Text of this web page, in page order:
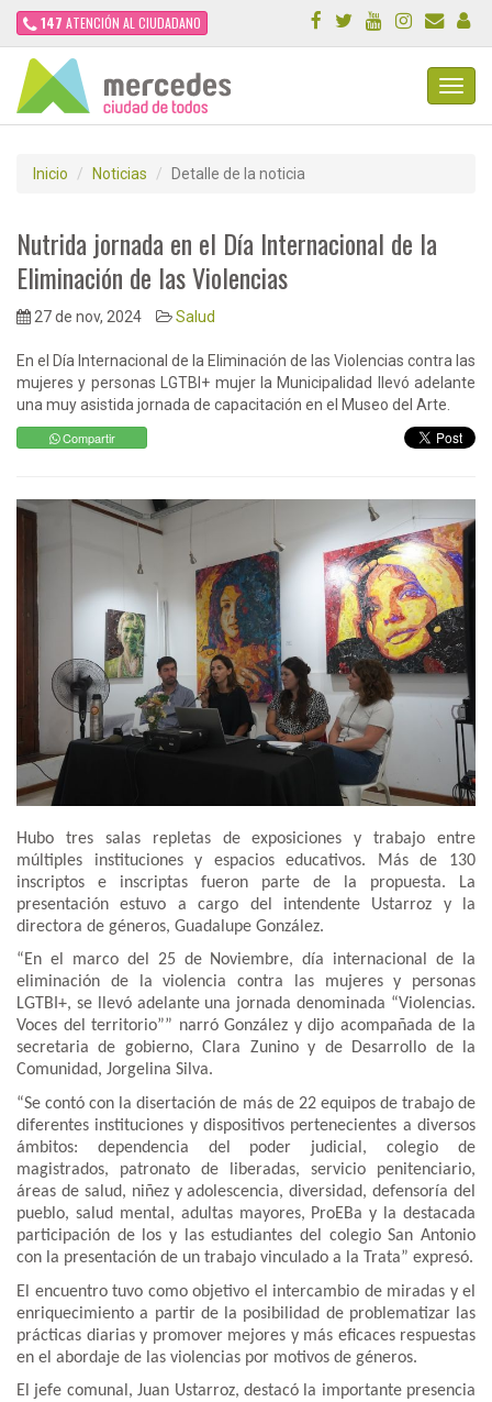
147 ATENCIÓN AL CIUDADANO
Inicio Noticias Detalle de la noticia
Nutrida jornada en el Día Internacional de la
Eliminación de las Violencias
27 de nov, 2024 Salud
En el Día Internacional de la Eliminación de las Violencias contra las
mujeres y personas LGTBI+ mujer la Municipalidad llevó adelante
una muy asistida jornada de capacitación en el Museo del Arte.
Compartir
Hubo tres salas repletas de exposiciones y trabajo entre
múltiples instituciones y espacios educativos. Más de 130
inscriptos e inscriptas fueron parte de la propuesta. La
presentación estuvo a cargo del intendente Ustarroz y la
directora de géneros, Guadalupe González.
“En el marco del 25 de Noviembre, día internacional de la
eliminación de la violencia contra las mujeres y personas
LGTBI+, se llevó adelante una jornada denominada “Violencias.
Voces del territorio”” narró González y dijo acompañada de la
secretaria de gobierno, Clara Zunino y de Desarrollo de la
Comunidad, Jorgelina Silva.
“Se contó con la disertación de más de 22 equipos de trabajo de
diferentes instituciones y dispositivos pertenecientes a diversos
ámbitos: dependencia del poder judicial, colegio de
magistrados, patronato de liberadas, servicio penitenciario,
áreas de salud, niñez y adolescencia, diversidad, defensoría del
pueblo, salud mental, adultas mayores, ProEBa y la destacada
participación de los y las estudiantes del colegio San Antonio
con la presentación de un trabajo vinculado a la Trata” expresó.
El encuentro tuvo como objetivo el intercambio de miradas y el
enriquecimiento a partir de la posibilidad de problematizar las
prácticas diarias y promover mejores y más eficaces respuestas
en el abordaje de las violencias por motivos de géneros.
El jefe comunal, Juan Ustarroz, destacó la importante presencia